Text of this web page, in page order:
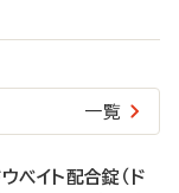
一覧
ベイト配合錠（ド